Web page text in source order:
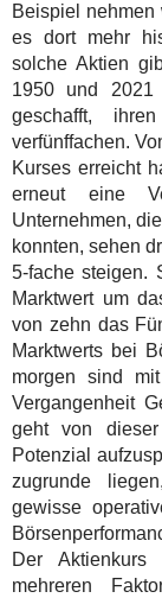
Beispiel nehmen
es dort mehr
solche Aktien
1950 und
geschafft,
verfünffachen.
Kurses erreicht
erneut eine
Unternehmen,
konnten, sehen
5-fache steigen.
Marktwert um
von zehn das
Marktwerts bei
morgen sind
Vergangenheit
geht von
Potenzial
zugrunde
gewisse
Der
mehreren